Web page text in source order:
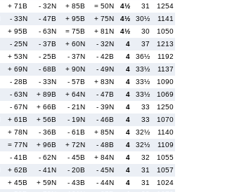
+ 71B - 32N + 85B = 50N 4½ 31
1254
- 33N - 47B + 95B + 75N 4½ 30½
1141
+ 95B - 63N = 75B + 81N 4½ 30
1050
- 25N - 37B + 60N - 32N 4 37
1213
+ 53N - 25B - 37N - 42B 4 36½
1192
+ 69N - 68B + 90N - 49N 4 33½
1137
- 28B - 33N - 57B + 83N 4 33½
1090
- 63N + 89B + 64N - 47B 4 33½
1069
- 67N + 66B - 21N - 39N 4 33
1250
+ 61B + 56B - 19N - 46B 4 33
1070
+ 78N - 36B - 61B + 85N 4 32½
1140
= 77N + 96B + 72N - 48B 4 32½
1109
- 41B - 62N - 45B + 84N 4 32
1055
+ 62B - 41N - 20B - 45N 4 31
1057
+ 45B + 59N - 43B - 44N 4 31
1024